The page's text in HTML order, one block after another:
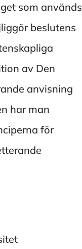
som används
beslutens
av Den
anvisning
har man
för